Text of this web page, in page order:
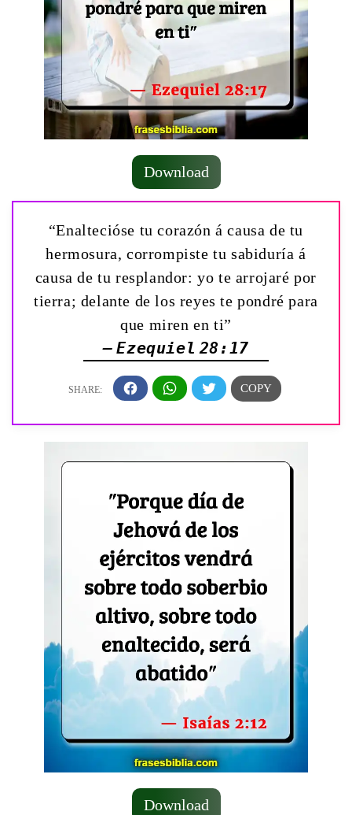
Download
“Enaltecióse tu corazón á causa de tu
hermosura, corrompiste tu sabiduría á
causa de tu resplandor: yo te arrojaré por
tierra; delante de los reyes te pondré para
que miren en ti”
— Ezequiel 28:17
Download